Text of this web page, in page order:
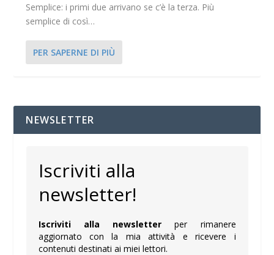
Semplice: i primi due arrivano se c’è la terza. Più
semplice di così…
PER SAPERNE DI PIÙ
NEWSLETTER
Iscriviti alla
newsletter!
Iscriviti alla newsletter per rimanere
aggiornato con la mia attività e ricevere i
contenuti destinati ai miei lettori.